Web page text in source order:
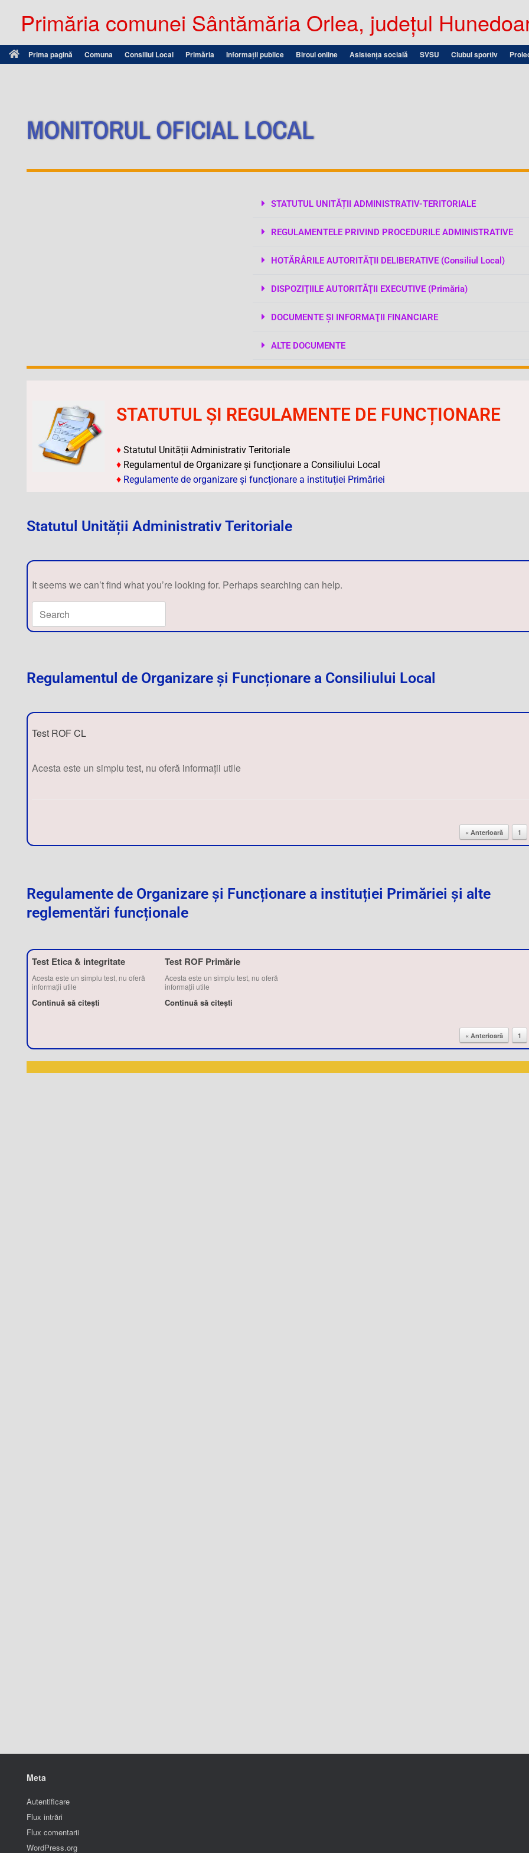
Primăria comunei Sântămăria Orlea, județul
Prima pagină Comuna Consiliul Local Primăria Informații publice Biroul online Asistența socială SVSU Clubul sportiv
MONITORUL OFICIAL LOCAL
STATUTUL UNITĂȚII ADMINISTRATIV-TERITORIALE
REGULAMENTELE PRIVIND PROCEDURILE ADMINISTRATIVE
HOTĂRÂRILE AUTORITĂŢII DELIBERATIVE (Consiliul Local)
DISPOZIŢIILE AUTORITĂŢII EXECUTIVE (Primăria)
DOCUMENTE ŞI INFORMAŢII FINANCIARE
ALTE DOCUMENTE
STATUTUL ȘI REGULAMENTE DE FUNCȚIONARE
♦ Statutul Unității Administrativ Teritoriale
♦ Regulamentul de Organizare și funcționare a Consiliului Local
♦ Regulamente de organizare și funcționare a instituției Primăriei
Statutul Unității Administrativ Teritoriale
It seems we can’t find what you’re looking for. Perhaps searching can help.
Regulamentul de Organizare și Funcționare a Consiliului Local
Test ROF CL
Acesta este un simplu test, nu oferă informații utile
« Anterioară 1
Regulamente de Organizare și Funcționare a instituției Primăriei și alte
reglementări funcționale
Test Etica & integritate
Acesta este un simplu test, nu oferă
informații utile
Continuă să citești
Test ROF Primărie
Acesta este un simplu test, nu oferă
informații utile
Continuă să citești
« Anterioară 1
Meta
Autentificare
Flux intrări
Flux comentarii
WordPress.org